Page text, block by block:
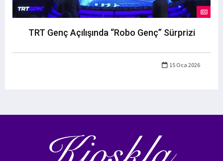
TRT Genç Açılışında “Robo Genç” Sürprizi
15 Oca 2026